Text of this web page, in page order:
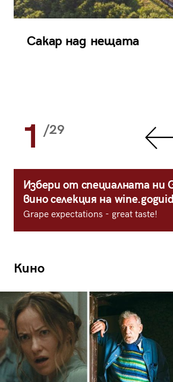
Сакар над нещата
1 /29
Избери от специалната ни
вино селекция на
Grape expectations - great taste!
Кино